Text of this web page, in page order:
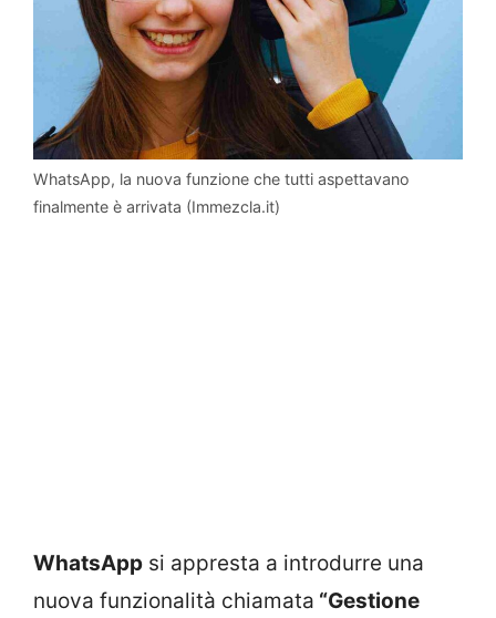
WhatsApp, la nuova funzione che tutti aspettavano
finalmente è arrivata (Immezcla.it)
WhatsApp si appresta a introdurre una
nuova funzionalità chiamata “Gestione